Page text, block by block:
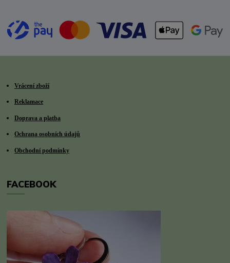
Vrácení zboží
Reklamace
Doprava a platba
Ochrana osobních údajů
Obchodní podmínky
FACEBOOK